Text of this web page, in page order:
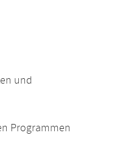
und
Programmen